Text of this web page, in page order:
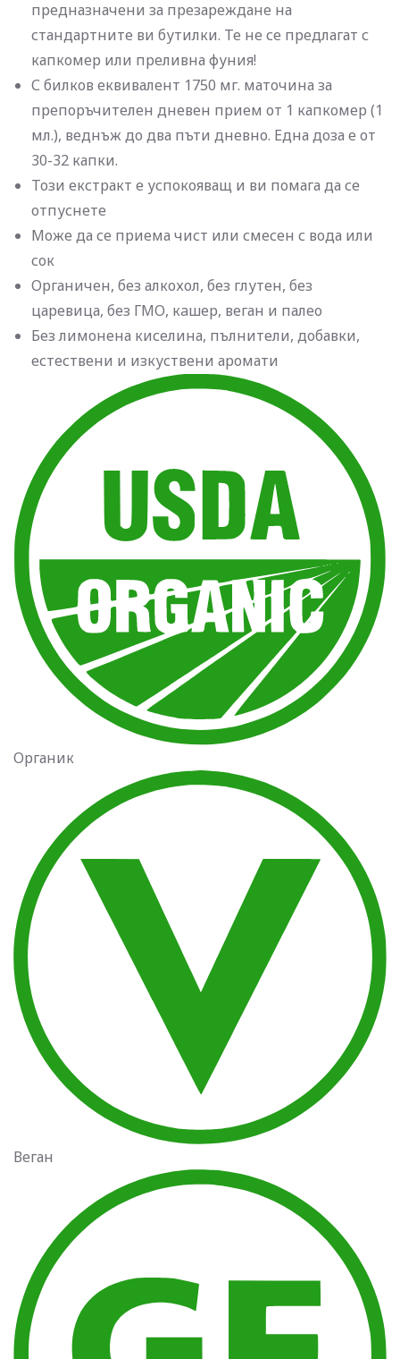
предназначени за презареждане на
стандартните ви бутилки. Те не се предлагат с
капкомер или преливна фуния!
С билков еквивалент 1750 мг. маточина за
препоръчителен дневен прием от 1 капкомер (1
мл.), веднъж до два пъти дневно. Една доза е от
30-32 капки.
Този екстракт е успокояващ и ви помага да се
отпуснете
Може да се приема чист или смесен с вода или
сок
Органичен, без алкохол, без глутен, без
царевица, без ГМО, кaшер, веган и палео
Без лимонена киселина, пълнители, добавки,
естествени и изкуствени аромати
Органик
Веган